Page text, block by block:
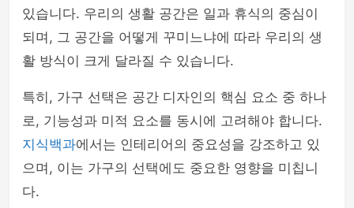
있습니다. 우리의 생활 공간은 일과 휴식의 중심이
되며, 그 공간을 어떻게 꾸미느냐에 따라 우리의 생
활 방식이 크게 달라질 수 있습니다.
특히, 가구 선택은 공간 디자인의 핵심 요소 중 하나
로, 기능성과 미적 요소를 동시에 고려해야 합니다.
지식백과에서는 인테리어의 중요성을 강조하고 있
으며, 이는 가구의 선택에도 중요한 영향을 미칩니
다.